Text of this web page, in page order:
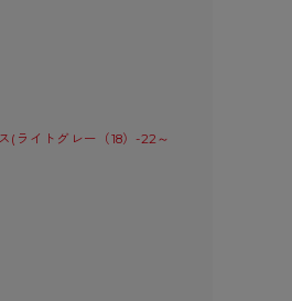
(ライトグレー（18）-22～